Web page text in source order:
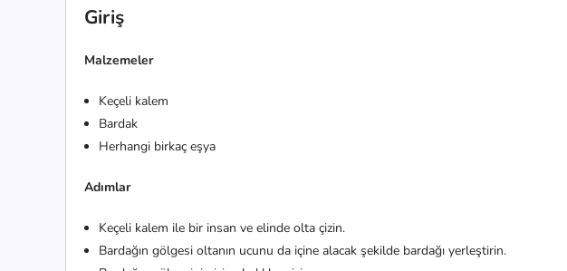
Giriş
Malzemeler
Keçeli kalem
Bardak
Herhangi birkaç eşya
Adımlar
Keçeli kalem ile bir insan ve elinde olta çizin.
Bardağın gölgesi oltanın ucunu da içine alacak şekilde bardağı yerleştirin.